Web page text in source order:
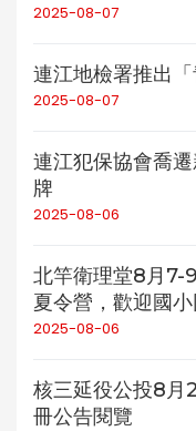
2025-08-07
連江地檢署推出
2025-08-07
連江犯保協會喬
牌
2025-08-06
北竿衛理堂8月7-
夏令營，歡迎國小
2025-08-06
核三延役公投8
冊公告閱覽